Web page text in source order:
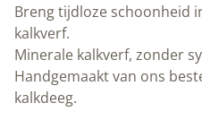
Breng tijdloze schoonheid
kalkverf.
Minerale kalkverf, zonder
Handgemaakt van ons
kalkdeeg.